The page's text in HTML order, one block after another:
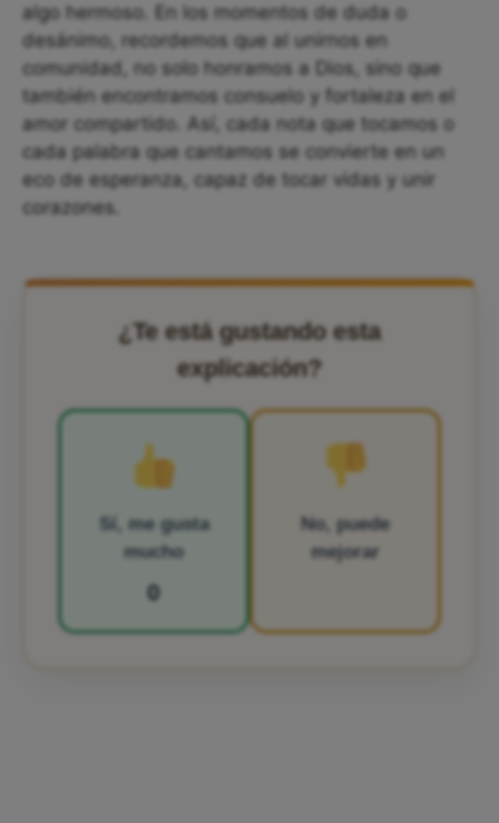
algo hermoso. En los momentos de duda o
desánimo, recordemos que al unirnos en
comunidad, no solo honramos a Dios, sino que
también encontramos consuelo y fortaleza en el
amor compartido. Así, cada nota que tocamos o
cada palabra que cantamos se convierte en un
eco de esperanza, capaz de tocar vidas y unir
corazones.
¿Te está gustando esta
explicación?
Sí, me gusta
mucho
0
No, puede
mejorar